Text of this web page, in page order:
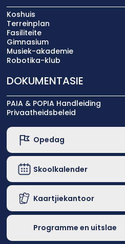
Koshuis
Terreinplan
Fasiliteite
Gimnasium
Musiek-akademie
Robotika-klub
DOKUMENTASIE
PAIA & POPIA Handleiding
Privaatheidsbeleid
Opedag
Skoolkalender
Kaartjiekantoor
Programme en uitslae